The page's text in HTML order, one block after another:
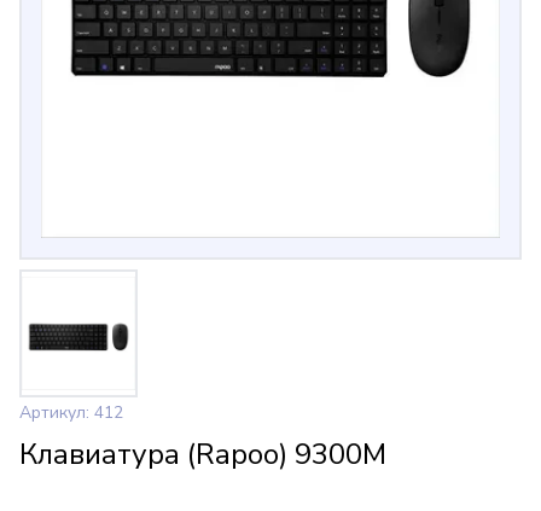
Артикул: 412
Клавиатура (Rapoo) 9300M